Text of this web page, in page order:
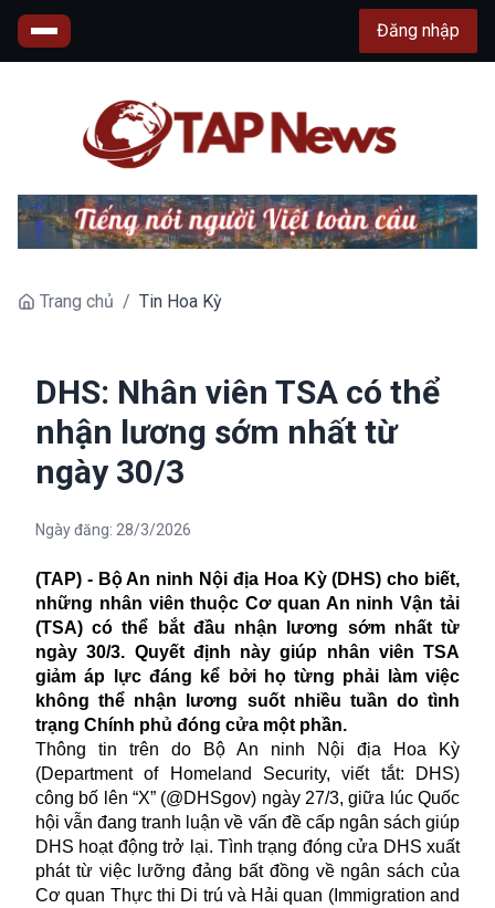
Đăng nhập
Trang chủ / Tin Hoa Kỳ
DHS: Nhân viên TSA có thể
nhận lương sớm nhất từ
ngày 30/3
Ngày đăng: 28/3/2026
(TAP) - Bộ An ninh Nội địa Hoa Kỳ (DHS) cho biết,
những nhân viên thuộc Cơ quan An ninh Vận tải
(TSA) có thể bắt đầu nhận lương sớm nhất từ
ngày 30/3. Quyết định này giúp nhân viên TSA
giảm áp lực đáng kể bởi họ từng phải làm việc
không thể nhận lương suốt nhiều tuần do tình
trạng Chính phủ đóng cửa một phần.
Thông tin trên do Bộ An ninh Nội địa Hoa Kỳ
(Department of Homeland Security, viết tắt: DHS)
công bố lên “X” (@DHSgov) ngày 27/3, giữa lúc Quốc
hội vẫn đang tranh luận về vấn đề cấp ngân sách giúp
DHS hoạt động trở lại. Tình trạng đóng cửa DHS xuất
phát từ việc lưỡng đảng bất đồng về ngân sách của
Cơ quan Thực thi Di trú và Hải quan (Immigration and